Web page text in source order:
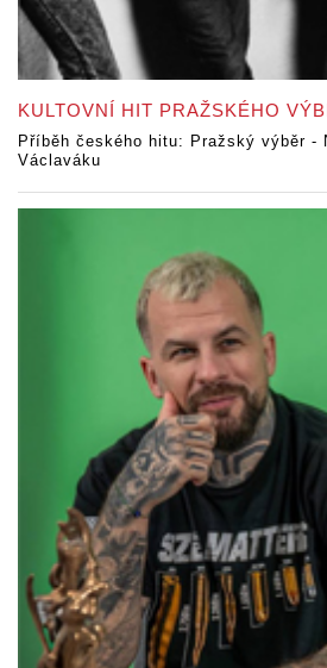
KULTOVNÍ HIT PRAŽSKÉHO
Příběh českého hitu: Pražský výběr -
Václaváku